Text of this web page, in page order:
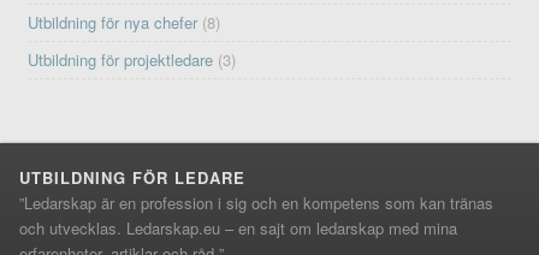
Utbildning för nya chefer (8)
Utbildning för projektledare (3)
UTBILDNING FÖR LEDARE
”Ledarskap är en profession i sig och en kompetens som kan tränas
och utvecklas. Ledarskap.eu – en sajt om ledarskap med mina